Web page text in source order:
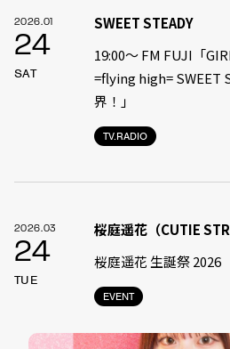
2026.01
24
SAT
TV.RADIO
SWEET STEADY
19:00〜 FM FUJI「
=flying high= SWEET
界！」
2026.03
24
TUE
EVENT
桜庭遥花（CUTIE
桜庭遥花 生誕祭 2026